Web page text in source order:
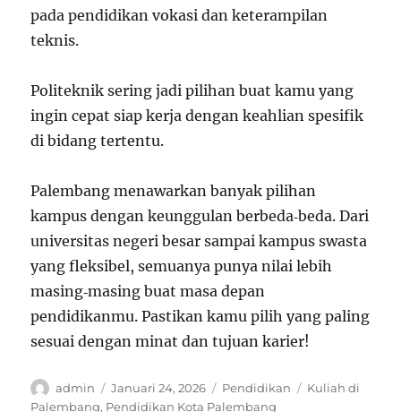
pada pendidikan vokasi dan keterampilan
teknis.
Politeknik sering jadi pilihan buat kamu yang
ingin cepat siap kerja dengan keahlian spesifik
di bidang tertentu.
Palembang menawarkan banyak pilihan
kampus dengan keunggulan berbeda‑beda. Dari
universitas negeri besar sampai kampus swasta
yang fleksibel, semuanya punya nilai lebih
masing‑masing buat masa depan
pendidikanmu. Pastikan kamu pilih yang paling
sesuai dengan minat dan tujuan karier!
Author
admin
Posted
on
Januari 24, 2026 Categories
Pendidikan Tags
Kuliah di
Palembang, Pendidikan Kota Palembang